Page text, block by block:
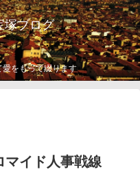
塚ブログ
をもって綴ります
マイド人事戦線